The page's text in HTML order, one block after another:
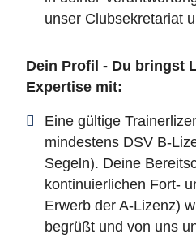
unser Clubsekretariat
Dein Profil - Du bringst
Expertise mit:
Eine gültige
mindestens DSV B-
Segeln). Deine
kontinuierlichen Fort-
Erwerb der A-Lizenz)
begrüßt und von uns